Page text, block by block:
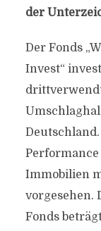
der
Der Fonds
Invest“
Immobilien
vorgesehen.
Fonds